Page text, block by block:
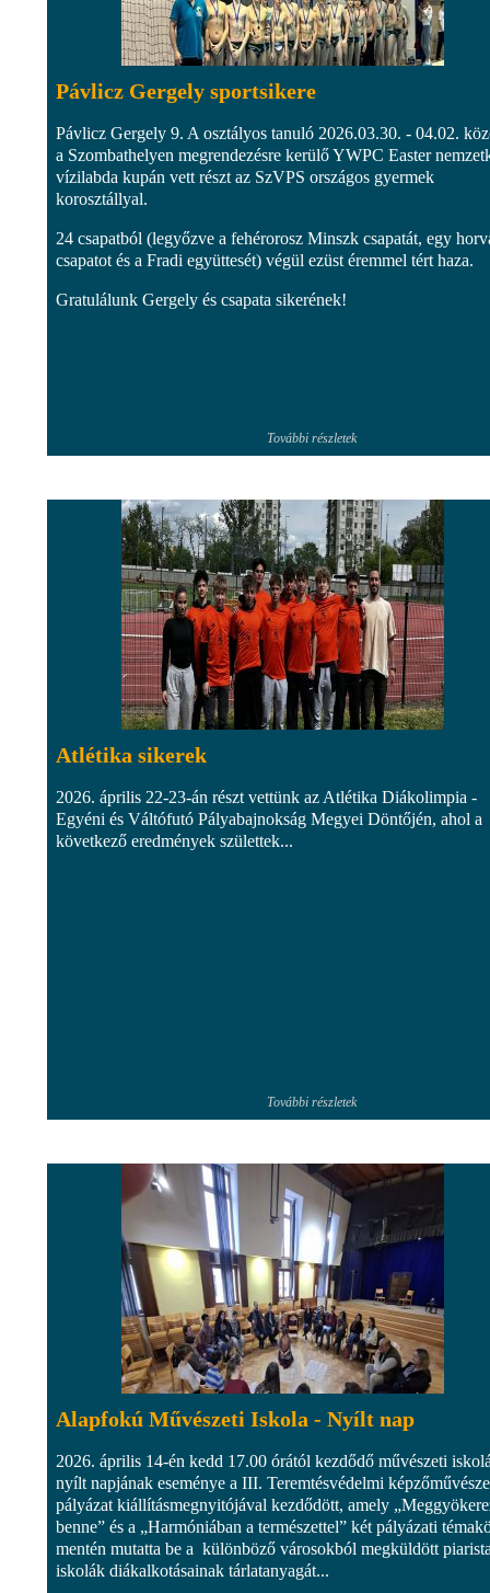
Pávlicz Gergely sportsikere
Pávlicz Gergely 9. A osztályos tanuló 2026.03.30. - 04.02.
a Szombathelyen megrendezésre kerülő YWPC Easter
vízilabda kupán vett részt az SzVPS országos gyermek
korosztállyal.
24 csapatból (legyőzve a fehérorosz Minszk csapatát, egy
csapatot és a Fradi együttesét) végül ezüst éremmel tért haza.
Gratulálunk Gergely és csapata sikerének!
További részletek
Atlétika sikerek
2026. április 22-23-án részt vettünk az Atlétika Diákolimpia -
Egyéni és Váltófutó Pályabajnokság Megyei Döntőjén, ahol a
következő eredmények születtek...
További részletek
Alapfokú Művészeti Iskola - Nyílt nap
2026. április 14-én kedd 17.00 órától kezdődő művészeti
nyílt napjának eseménye a III. Teremtésvédelmi
pályázat kiállításmegnyitójával kezdődött, amely
benne” és a „Harmóniában a természettel” két pályázati
mentén mutatta be a különböző városokból megküldött
iskolák diákalkotásainak tárlatanyagát...